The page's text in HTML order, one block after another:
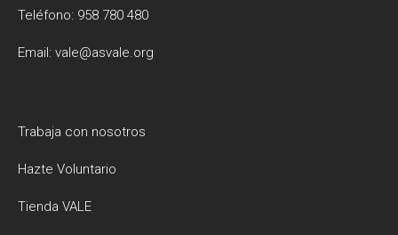
Teléfono: 958 780 480
Email: vale@asvale.org
Trabaja con nosotros
Hazte Voluntario
Tienda VALE